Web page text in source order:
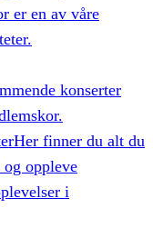
er en av våre
konserter
Her finner du alt du
oppleve
i